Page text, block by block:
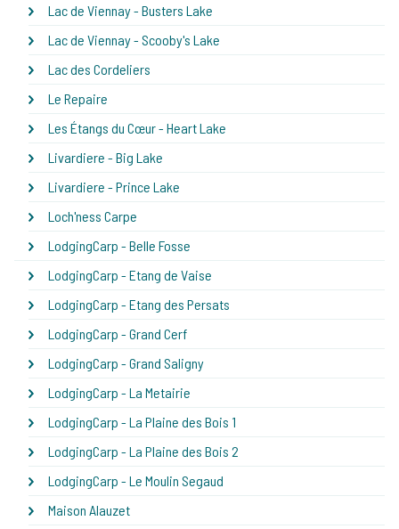
Lac de Viennay - Busters Lake
Lac de Viennay - Scooby's Lake
Lac des Cordeliers
Le Repaire
Les Étangs du Cœur - Heart Lake
Livardiere - Big Lake
Livardiere - Prince Lake
Loch'ness Carpe
LodgingCarp - Belle Fosse
LodgingCarp - Etang de Vaise
LodgingCarp - Etang des Persats
LodgingCarp - Grand Cerf
LodgingCarp - Grand Saligny
LodgingCarp - La Metairie
LodgingCarp - La Plaine des Bois 1
LodgingCarp - La Plaine des Bois 2
LodgingCarp - Le Moulin Segaud
Maison Alauzet